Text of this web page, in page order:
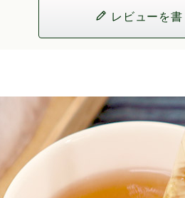
レビューを書